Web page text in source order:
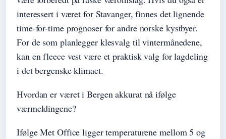
interessert i været for Stavanger, finnes det lignende
time-for-time prognoser for andre norske kystbyer.
For de som planlegger klesvalg til vintermånedene,
kan en fleece vest være et praktisk valg for lagdeling
i det bergenske klimaet.
Hvordan er været i Bergen akkurat nå ifølge
værmeldingene?
Ifølge Met Office ligger temperaturene mellom 5 og